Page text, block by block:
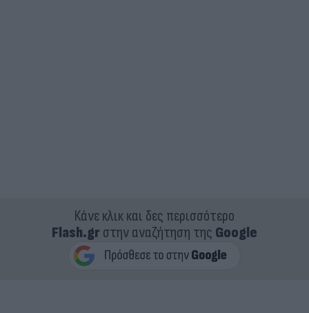
Κάνε κλικ και δες περισσότερο
Flash.grστην αναζήτηση της Google